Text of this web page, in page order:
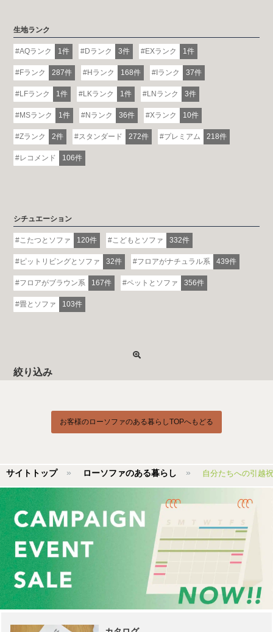
生地ランク
AQランク 1件 Dランク 3件 EXランク 1件
Fランク 287件 Hランク 168件 Iランク 37件
LFランク 1件 LKランク 1件 LNランク 3件
MSランク 1件 Nランク 36件 Xランク 10件
Zランク 2件 スタンダード 272件 プレミアム 218件
レコメンド 106件
シチュエーション
こたつとソファ 120件 こどもとソファ 332件
ピットリビングとソファ 32件 フロアがナチュラル系 439件
フロアがブラウン系 167件 ペットとソファ 356件
畳とソファ 103件
絞り込み
お客様のローソファのある暮らしTOPへもどる
サイトトップ ローソファのある暮らし 自分たちへの引越